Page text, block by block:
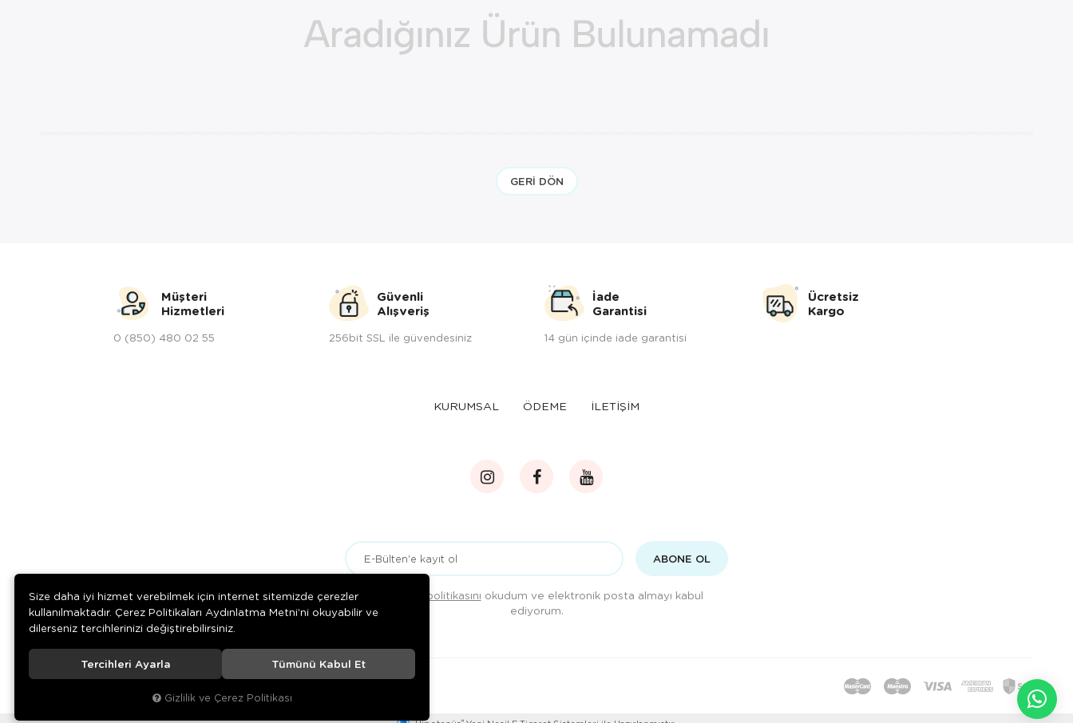
GERI DÖN
Müşteri
Hizmetleri
0 (850) 480 02 55
Güvenli
Alışveriş
256bit SSL ile güvendesiniz
İade
Garantisi
14 gün içinde iade garantisi
Ücretsiz
Kargo
KURUMSAL ÖDEME İLETİŞİM
ABONE OL
Gizlilik politikasını okudum ve elektronik posta almayı kabul
ediyorum.
®
Size daha iyi hizmet verebilmek için internet sitemizde çerezler
kullanılmaktadır. Çerez Politikaları Aydınlatma Metni’ni okuyabilir ve
dilerseniz tercihlerinizi değiştirebilirsiniz.
Tercihleri Ayarla Tümünü Kabul Et
Gizlilik ve Çerez Politikası